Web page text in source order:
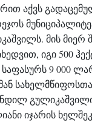
აქვს
მის მიერ
იგი 500
საფასურს 9 000
გულიკაშვილი
იჯარის